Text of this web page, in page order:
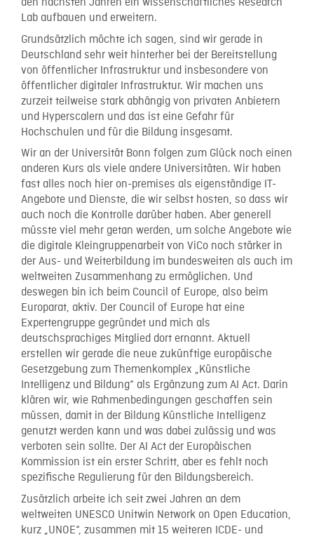
den nächsten Jahren ein wissenschaftliches Research
Lab aufbauen und erweitern.
Grundsätzlich möchte ich sagen, sind wir gerade in
Deutschland sehr weit hinterher bei der Bereitstellung
von öffentlicher Infrastruktur und insbesondere von
öffentlicher digitaler Infrastruktur. Wir machen uns
zurzeit teilweise stark abhängig von privaten Anbietern
und Hyperscalern und das ist eine Gefahr für
Hochschulen und für die Bildung insgesamt.
Wir an der Universität Bonn folgen zum Glück noch einen
anderen Kurs als viele andere Universitäten. Wir haben
fast alles noch hier on-premises als eigenständige IT-
Angebote und Dienste, die wir selbst hosten, so dass wir
auch noch die Kontrolle darüber haben. Aber generell
müsste viel mehr getan werden, um solche Angebote wie
die digitale Kleingruppenarbeit von ViCo noch stärker in
der Aus- und Weiterbildung im bundesweiten als auch im
weltweiten Zusammenhang zu ermöglichen. Und
deswegen bin ich beim Council of Europe, also beim
Europarat, aktiv. Der Council of Europe hat eine
Expertengruppe gegründet und mich als
deutschsprachiges Mitglied dort ernannt. Aktuell
erstellen wir gerade die neue zukünftige europäische
Gesetzgebung zum Themenkomplex „Künstliche
Intelligenz und Bildung“ als Ergänzung zum AI Act. Darin
klären wir, wie Rahmenbedingungen geschaffen sein
müssen, damit in der Bildung Künstliche Intelligenz
genutzt werden kann und was dabei zulässig und was
verboten sein sollte. Der AI Act der Europäischen
Kommission ist ein erster Schritt, aber es fehlt noch
spezifische Regulierung für den Bildungsbereich.
Zusätzlich arbeite ich seit zwei Jahren an dem
weltweiten UNESCO Unitwin Network on Open Education,
kurz „UNOE“, zusammen mit 15 weiteren ICDE- und